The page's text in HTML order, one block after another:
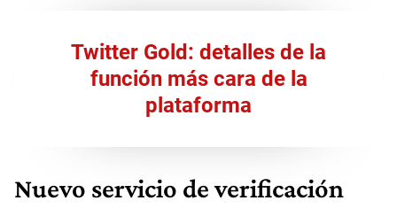
Twitter Gold: detalles de la
función más cara de la
plataforma
Nuevo servicio de verificación